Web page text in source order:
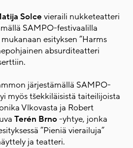
Solce vieraili nukketeatteri
SAMPO-festivaalilla
esityksen ”Harms
absurditeatteri
järjestämällä SAMPO-
myös tšekkiläisistä taiteilijoista
Vlkovasta ja Robert
Terén Brno-yhtye, jonka
”Pieniä vierailuja”
ja teatteri.